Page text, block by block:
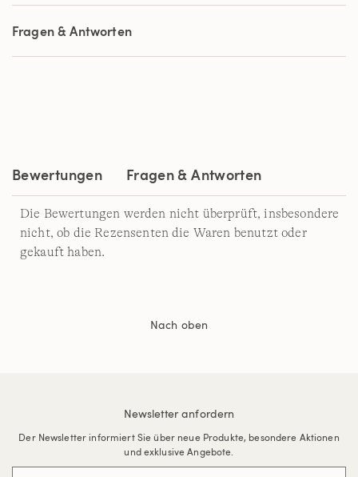
5
Sternen,
Durchschnittswert
Bewertung.
Fragen & Antworten
Bewertungen Fragen & Antworten
Die Bewertungen werden nicht überprüft, insbesondere
nicht, ob die Rezensenten die Waren benutzt oder
gekauft haben.
Nach oben
Newsletter anfordern
Der Newsletter informiert Sie über neue Produkte, besondere Aktionen
und exklusive Angebote.